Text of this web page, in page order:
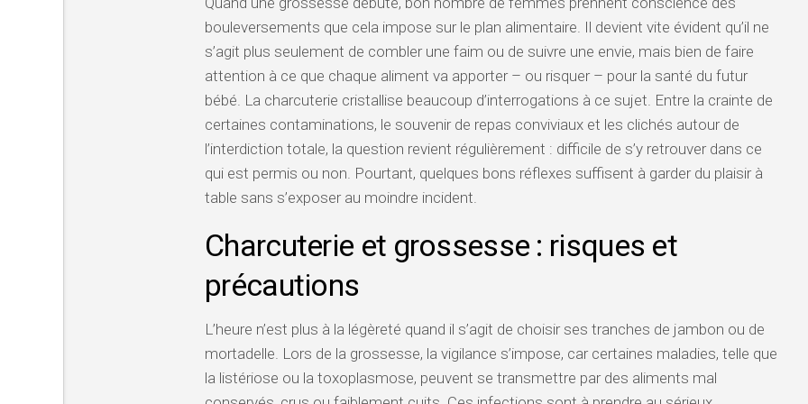
bouleversements que cela impose sur le plan alimentaire. Il devient vite évident qu’il ne
s’agit plus seulement de combler une faim ou de suivre une envie, mais bien de faire
attention à ce que chaque aliment va apporter – ou risquer – pour la santé du futur
bébé. La charcuterie cristallise beaucoup d’interrogations à ce sujet. Entre la crainte de
certaines contaminations, le souvenir de repas conviviaux et les clichés autour de
l’interdiction totale, la question revient régulièrement : difficile de s’y retrouver dans ce
qui est permis ou non. Pourtant, quelques bons réflexes suffisent à garder du plaisir à
table sans s’exposer au moindre incident.
Charcuterie et grossesse : risques et
précautions
L’heure n’est plus à la légèreté quand il s’agit de choisir ses tranches de jambon ou de
mortadelle. Lors de la grossesse, la vigilance s’impose, car certaines maladies, telle que
la listériose ou la toxoplasmose, peuvent se transmettre par des aliments mal